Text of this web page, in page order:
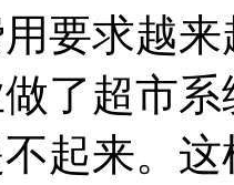
要求越
了超市
起来。